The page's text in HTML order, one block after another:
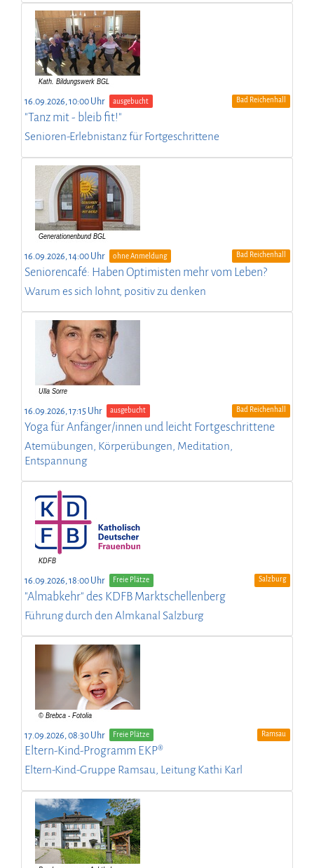
16.09.2026, 10:00 Uhr ausgebucht Bad Reichenhall
"Tanz mit - bleib fit!"
Senioren-Erlebnistanz für Fortgeschrittene
16.09.2026, 14:00 Uhr ohne Anmeldung Bad Reichenhall
Seniorencafé: Haben Optimisten mehr vom Leben?
Warum es sich lohnt, positiv zu denken
16.09.2026, 17:15 Uhr ausgebucht Bad Reichenhall
Yoga für Anfänger/innen und leicht Fortgeschrittene
Atemübungen, Körperübungen, Meditation,
Entspannung
16.09.2026, 18:00 Uhr Freie Plätze Salzburg
"Almabkehr" des KDFB Marktschellenberg
Führung durch den Almkanal Salzburg
17.09.2026, 08:30 Uhr Freie Plätze Ramsau
Eltern-Kind-Programm EKP®
Eltern-Kind-Gruppe Ramsau, Leitung Kathi Karl